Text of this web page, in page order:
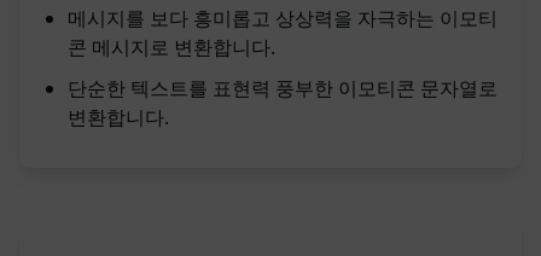
메시지를 보다 흥미롭고 상상력을 자극하는 이모티
콘 메시지로 변환합니다.
단순한 텍스트를 표현력 풍부한 이모티콘 문자열로
변환합니다.